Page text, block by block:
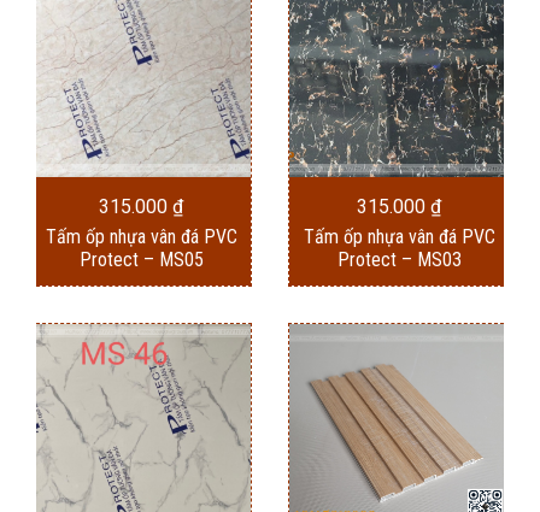
315.000 ₫
Tấm ốp nhựa vân đá PVC
Protect – MS05
315.000 ₫
Tấm ốp nhựa vân đá PVC
Protect – MS03